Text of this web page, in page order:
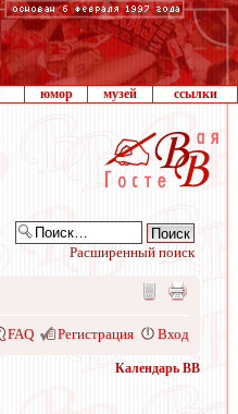
юмор музей ссылки
Расширенный поиск
FAQ Регистрация Вход
Календарь ВВ